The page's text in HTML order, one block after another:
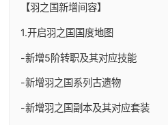
【羽之国新增间容】
1.开启羽之国国度地图
-新增5阶转职及其对应技能
-新增羽之国系列古遗物
-新增羽之国副本及其对应套装